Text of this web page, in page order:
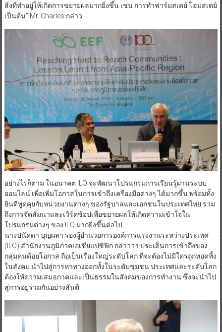
สิ่งที่ทำอยู่ให้เกิดการขยายผลมากยิ่งขึ้น เช่น การทำฟาร์มสเตย์ โฮมสเตย์
เป็นต้น” Mr. Charles กล่าว
อย่างไรก็ตาม ในอนาคต ILO จะพัฒนาโปรแกรมการเรียนรู้ผ่านระบบ
ออนไลน์ เพื่อเพิ่มโอกาสในการเข้าถึงเครื่องมือต่างๆ ได้มากขึ้น พร้อมทั้ง
ยินดีพูดคุยกับหน่วยงานต่างๆ ของรัฐบาลและเอกชนในประเทศไทย รวม
ถึงการจัดสัมนาและเวิร์คช้อปเพื่อขยายผลให้เกิดความเข้าใจใน
โปรแกรมต่างๆ ของ ILO มากยิ่งขึ้นต่อไป
นางปนัดดา บุญผลา รองผู้อำนวยการองค์การแรงงานระหว่างประเทศ
(ILO) สำนักงานภูมิภาคเอเชียแปซิฟิก กล่าวว่า ประเด็นการเข้าถึงของ
กลุ่มคนด้อยโอกาส ถือเป็นเรื่องใหญ่ระดับโลก ที่จะต้องไม่มีใครถูกทอดทิ้ง
ในสังคม นำไปสู่การหาทางออกทั้งในระดับชุมชน ประเทศและระดับโลก
ต้องให้ความเสมอภาคและเป็นธรรมในสังคมของการทำงาน ซึ่งจะนำไป
สู่การอยู่ร่วมกันอย่างสันติ